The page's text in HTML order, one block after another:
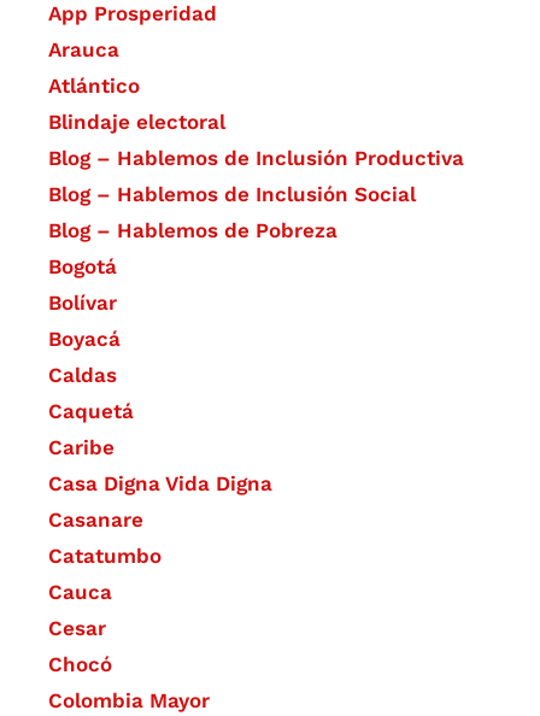
App Prosperidad
Arauca
Atlántico
Blindaje electoral
Blog – Hablemos de Inclusión Productiva
Blog – Hablemos de Inclusión Social
Blog – Hablemos de Pobreza
Bogotá
Bolívar
Boyacá
Caldas
Caquetá
Caribe
Casa Digna Vida Digna
Casanare
Catatumbo
Cauca
Cesar
Chocó
Colombia Mayor